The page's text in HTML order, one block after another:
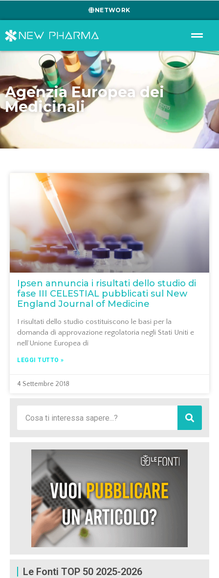
NETWORK
Agenzia Europea dei
Medicinali
Ipsen annuncia i risultati dello studio di
fase III CELESTIAL pubblicati sul New
England Journal of Medicine
I risultati dello studio costituiscono le basi per la
domanda di approvazione regolatoria negli Stati Uniti e
nell’Unione Europea di
LEGGI TUTTO »
4 Settembre 2018
Le Fonti TOP 50 2025-2026